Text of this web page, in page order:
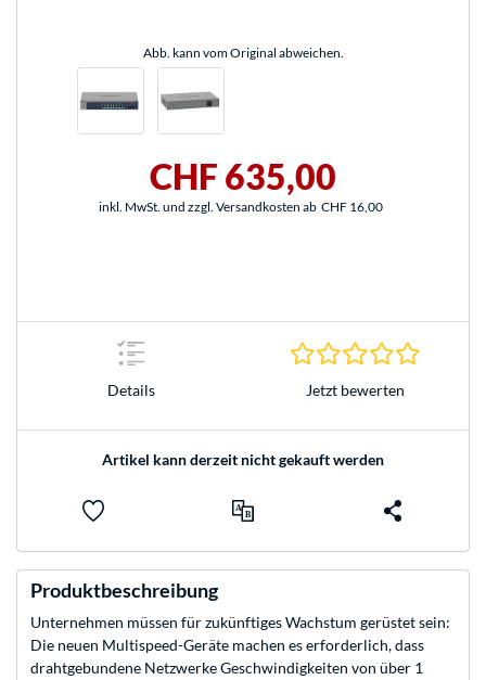
Abb. kann vom Original abweichen.
CHF 635,00
inkl. MwSt. und zzgl. Versandkosten ab CHF 16,00
Details Jetzt bewerten
Artikel kann derzeit nicht gekauft werden
Produktbeschreibung
Unternehmen müssen für zukünftiges Wachstum gerüstet sein:
Die neuen Multispeed-Geräte machen es erforderlich, dass
drahtgebundene Netzwerke Geschwindigkeiten von über 1